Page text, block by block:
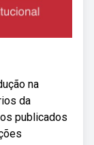
na
da
publicados